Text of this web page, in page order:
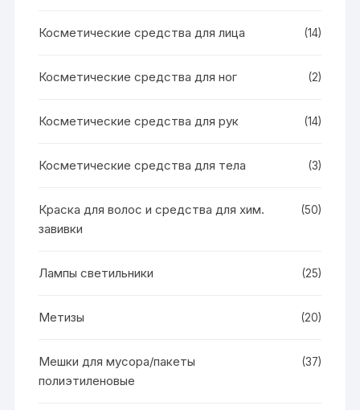
Косметические средства для лица (14)
Косметические средства для ног (2)
Косметические средства для рук (14)
Косметические средства для тела (3)
Краска для волос и средства для хим.
завивки
(50)
Лампы светильники (25)
Метизы (20)
Мешки для мусора/пакеты
полиэтиленовые
(37)